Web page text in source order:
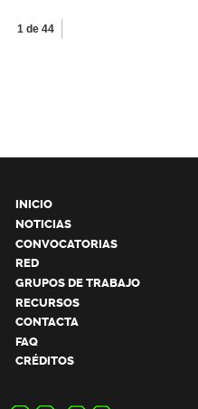
1 de 44
INICIO
NOTICIAS
CONVOCATORIAS
RED
GRUPOS DE TRABAJO
RECURSOS
CONTACTA
FAQ
CRÉDITOS